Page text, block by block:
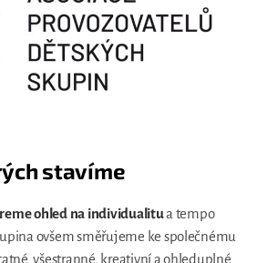
stavíme
ohled na individualitua tempo
ovšem směřujeme ke společnému
všestranné, kreativní a ohleduplné